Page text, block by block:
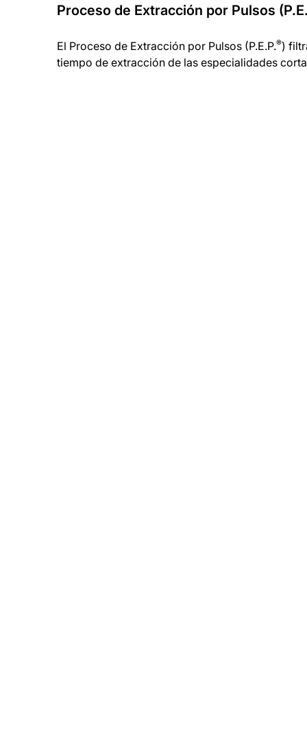
Proceso de Extracción por Pulsos
El Proceso de Extracción por Pulsos (P.E.P.®)
tiempo de extracción de las especialidades